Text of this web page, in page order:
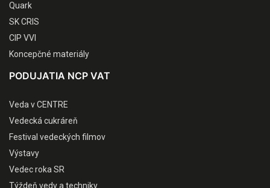
Quark
SK CRIS
CIP VVI
Koncepčné materiály
PODUJATIA NCP VAT
Veda v CENTRE
Vedecká cukráreň
Festival vedeckých filmov
Výstavy
Vedec roka SR
Týždeň vedy a techniky